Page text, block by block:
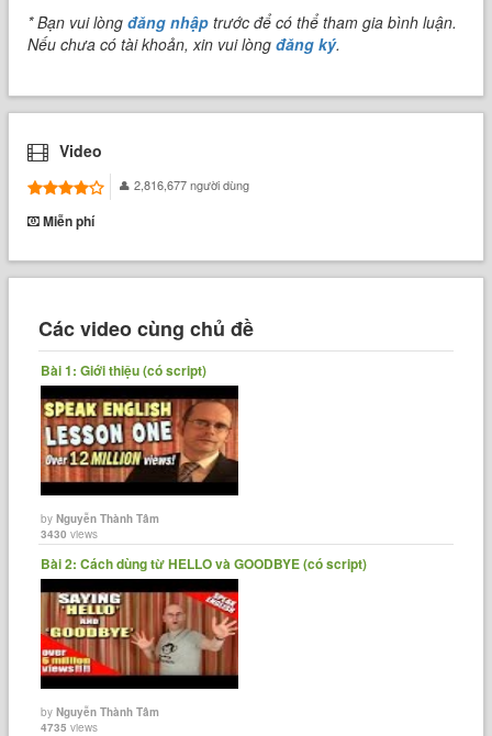
* Bạn vui lòngđăng nhập trước để có thể tham gia bình luận.
Nếu chưa có tài khoản, xin vui lòngđăng ký.
Video
2,816,677 người dùng
Miễn phí
Các video cùng chủ đề
Bài 1: Giới thiệu (có script)
byNguyễn Thành Tâm
3430 views
Bài 2: Cách dùng từ HELLO và GOODBYE (có script)
byNguyễn Thành Tâm
4735 views